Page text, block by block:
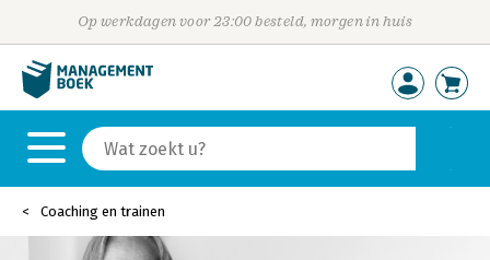
Op werkdagen voor 23:00 besteld, morgen in huis
Coaching en trainen